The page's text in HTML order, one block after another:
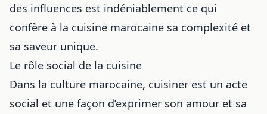
des influences est indéniablement ce qui
confère à la cuisine marocaine sa complexité et
sa saveur unique.
Le rôle social de la cuisine
Dans la culture marocaine, cuisiner est un acte
social et une façon d’exprimer son amour et sa